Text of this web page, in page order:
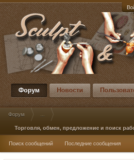
Форум Новости
Форум
Торговля, обмен, предложение и поиск
Поиск сообщений Последние сообщения